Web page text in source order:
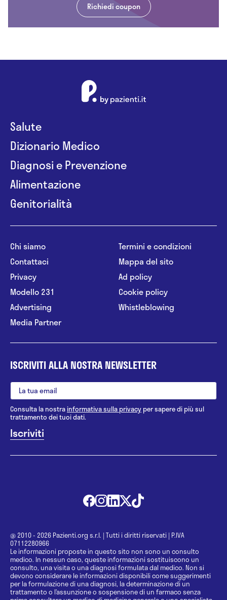
Richiedi coupon
Salute
Dizionario Medico
Diagnosi e Prevenzione
Alimentazione
Genitorialità
Chi siamo
Contattaci
Privacy
Modello 231
Advertising
Media Partner
Termini e condizioni
Mappa del sito
Ad policy
Cookie policy
Whistleblowing
ISCRIVITI ALLA NOSTRA NEWSLETTER
Consulta la nostrainformativa sulla privacy per sapere di più sul
trattamento dei tuoi dati.
@ 2010 - 2026 Pazienti.org s.r.l. | Tutti i diritti riservati | P.IVA
07112280966
Le informazioni proposte in questo sito non sono un consulto
medico. In nessun caso, queste informazioni sostituiscono un
consulto, una visita o una diagnosi formulata dal medico. Non si
devono considerare le informazioni disponibili come suggerimenti
per la formulazione di una diagnosi, la determinazione di un
trattamento o l’assunzione o sospensione di un farmaco senza